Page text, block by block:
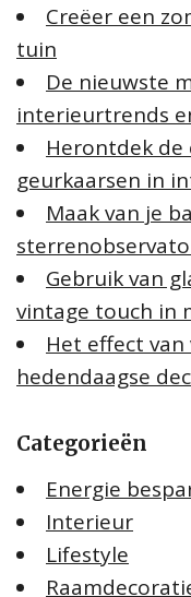
Creëer een
tuin
De nieuwste
interieurtrends
Herontdek de
geurkaarsen in
Maak van je
Gebruik van
vintage touch in
Het effect
hedendaagse
Categorieën
Energie
Interieur
Lifestyle